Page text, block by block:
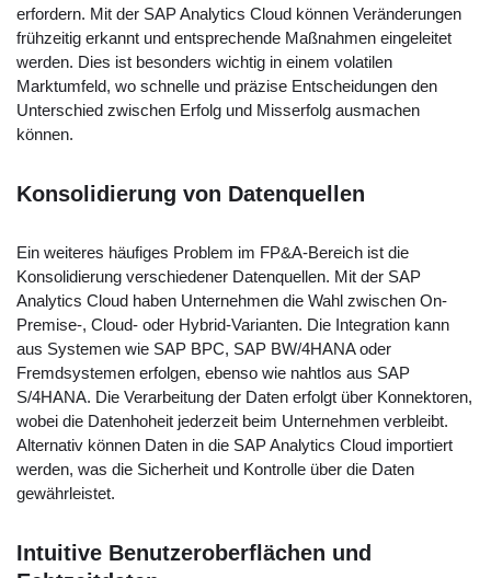
erfordern. Mit der SAP Analytics Cloud können Veränderungen
frühzeitig erkannt und entsprechende Maßnahmen eingeleitet
werden. Dies ist besonders wichtig in einem volatilen
Marktumfeld, wo schnelle und präzise Entscheidungen den
Unterschied zwischen Erfolg und Misserfolg ausmachen
können.
Konsolidierung von Datenquellen
Ein weiteres häufiges Problem im FP&A-Bereich ist die
Konsolidierung verschiedener Datenquellen. Mit der SAP
Analytics Cloud haben Unternehmen die Wahl zwischen On-
Premise-, Cloud- oder Hybrid-Varianten. Die Integration kann
aus Systemen wie SAP BPC, SAP BW/4HANA oder
Fremdsystemen erfolgen, ebenso wie nahtlos aus SAP
S/4HANA. Die Verarbeitung der Daten erfolgt über Konnektoren,
wobei die Datenhoheit jederzeit beim Unternehmen verbleibt.
Alternativ können Daten in die SAP Analytics Cloud importiert
werden, was die Sicherheit und Kontrolle über die Daten
gewährleistet.
Intuitive Benutzeroberflächen und